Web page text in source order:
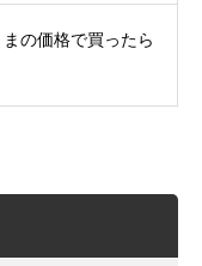
の価格で買ったら